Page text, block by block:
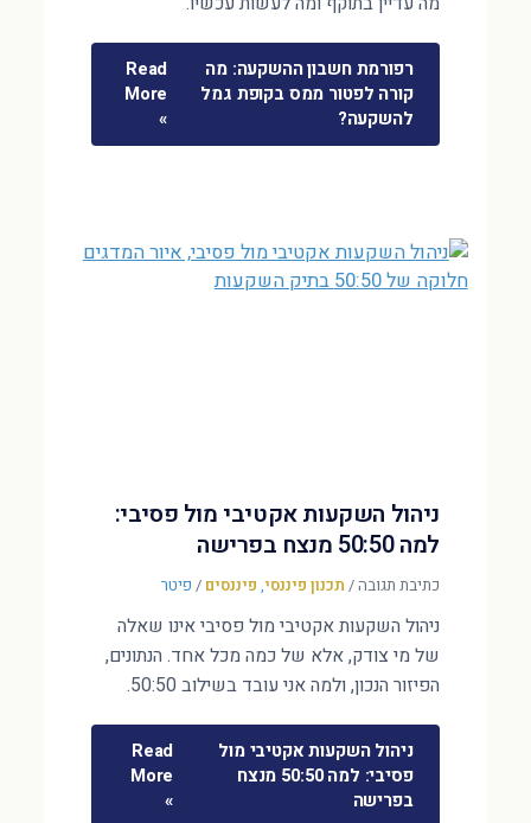
רפורמת חשבון ההשקעה: מה
קורה לפטור ממס בקופת גמל
להשקעה?
Read
More
»
ניהול השקעות אקטיבי מול פסיבי:
למה 50:50 מנצח בפרישה
כתיבת תגובה/ תכנון פיננסי, פיננסים / פיטר
ניהול השקעות אקטיבי מול פסיבי אינו שאלה
של מי צודק, אלא של כמה מכל אחד. הנתונים,
הפיזור הנכון, ולמה אני עובד בשילוב 50:50.
ניהול השקעות אקטיבי מול
פסיבי: למה 50:50 מנצח
בפרישה
Read
More
»